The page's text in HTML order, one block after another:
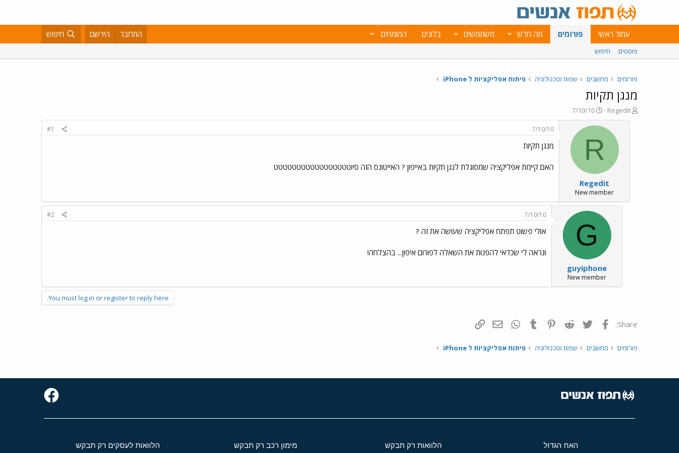
עמוד ראשי פורומים מה חדש משתמשים בלוגים המומחים התחבר הירשם חיפוש
פוסטים חיפוש
פורומים מחשבים שפות וטכנולוגיה פיתוח אפליקציות ל iPhone
מנגן תקיות
פ
ו
Regedit
פ
ו
ר
א
ר
י
ך
7/10/10
R
Regedit
New member
7/10/10
#1
מנגן תקיות
האם קיימת אפליקציה שמסוגלת לנגן תקיות באייפון ? האייטונס הזה סיוטטטטטטטטטטטטטטטטט
G
guyiphone
New member
7/10/10
#2
אולי פשוט תפתח אפליקציה שעושה את זה ?
ונראה לי שכדאי להפנות את השאלה לפורום איפון... בהצלחה!
You must log in or register to reply here.
Share: פייסבוק Twitter
Reddit
Pinterest
Tumblr
WhatsAppדואר אלקטרוני
פורומים מחשבים שפות וטכנולוגיה פיתוח אפליקציות ל iPhone
האח הגדול הלוואות רק תבקש מימון רכב רק תבקש הלוואות לעסקים רק תבקש